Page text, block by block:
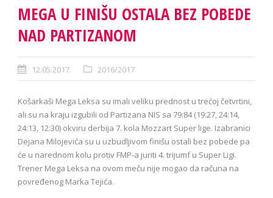
MEGA U FINIŠU OSTALA BEZ POBEDE
NAD PARTIZANOM
12.05.2017. 2016/2017
Košarkaši Mega Leksa su imali veliku prednost u trećoj četvrtini,
ali su na kraju izgubili od Partizana NIS sa 79:84 (19:27, 24:14,
24:13, 12:30) okviru derbija 7. kola Mozzart Super lige. Izabranici
Dejana Milojevića su u uzbudljivom finišu ostali bez pobede pa
će u narednom kolu protiv FMP-a juriti 4. trijumf u Super Ligi.
Trener Mega Leksa na ovom meču nije mogao da računa na
povređenog Marka Tejića.